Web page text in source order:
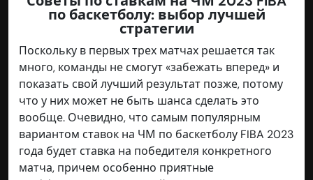
по баскетболу: выбор лучшей
стратегии
Поскольку в первых трех матчах решается так
много, команды не смогут «забежать вперед» и
показать свой лучший результат позже, потому
что у них может не быть шанса сделать это
вообще. Очевидно, что самым популярным
вариантом ставок на ЧМ по баскетболу FIBA 2023
года будет ставка на победителя конкретного
матча, причем особенно приятные